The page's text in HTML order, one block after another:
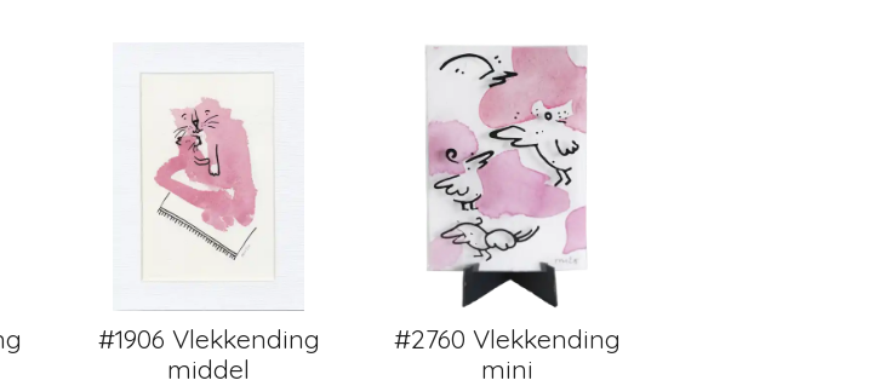
#1906 Vlekkending
middel
#2760 Vlekkending
mini